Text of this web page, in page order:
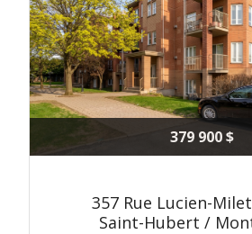
379 900 $
357 Rue Lucien-
Saint-Hubert /